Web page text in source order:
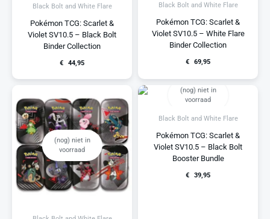
Black Bolt and White Flare
Pokémon TCG: Scarlet &
Violet SV10.5 – Black Bolt
Binder Collection
€ 44,95
Black Bolt and White Flare
Pokémon TCG: Scarlet &
Violet SV10.5 – White Flare
Binder Collection
€ 69,95
(nog) niet in
voorraad
(nog) niet in
voorraad
Black Bolt and White Flare
Pokémon TCG: Scarlet &
Violet SV10.5 – Black Bolt
Booster Bundle
€ 39,95